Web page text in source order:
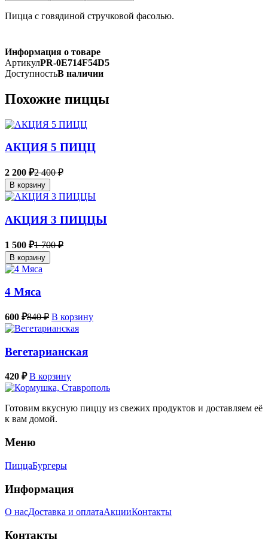
Пицца с говядиной стручковой фасолью.
Информация о товаре
АртикулPR-0E714F54D5
ДоступностьВ наличии
Похожие пиццы
АКЦИЯ 5 ПИЦЦ
2 200 ₽2 400 ₽
В корзину
АКЦИЯ 3 ПИЦЦЫ
1 500 ₽1 700 ₽
В корзину
4 Мяса
600 ₽840 ₽ В корзину
Вегетарианская
420 ₽ В корзину
Готовим вкусную пиццу из свежих продуктов и доставляем её
к вам домой.
Меню
ПиццаБургеры
Информация
О насДоставка и оплатаАкцииКонтакты
Контакты